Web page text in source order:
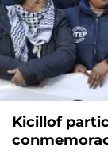
Kicillof